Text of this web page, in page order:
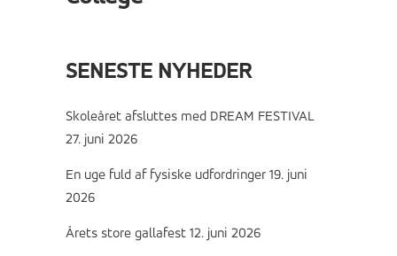
SENESTE NYHEDER
Skoleåret afsluttes med DREAM FESTIVAL
27. juni 2026
En uge fuld af fysiske udfordringer 19. juni
2026
Årets store gallafest 12. juni 2026